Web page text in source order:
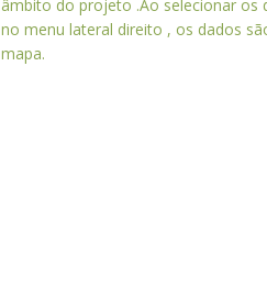
âmbito do projeto .Ao selecionar os
no menu lateral direito , os dados
mapa.